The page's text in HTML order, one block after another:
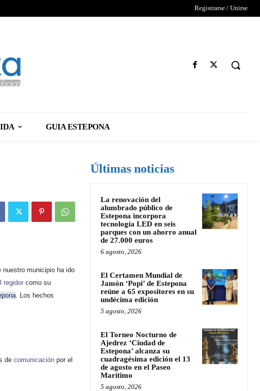
Registrarse / Unirse
GUIA ESTEPONA
municipio ha ido
regidorcomo su
. Los hechos
de comunicaciónpor el
Últimas noticias
La renovación del
alumbrado público de
Estepona incorpora
tecnología LED en seis
parques con un ahorro anual
de 27.000 euros
6 agosto, 2026
El Certamen Mundial de
Jamón ‘Popi’ de Estepona
reúne a 65 expositores en su
undécima edición
5 agosto, 2026
El Torneo Nocturno de
Ajedrez ‘Ciudad de
Estepona’ alcanza su
cuadragésima edición el 13
de agosto en el Paseo
Marítimo
5 agosto, 2026